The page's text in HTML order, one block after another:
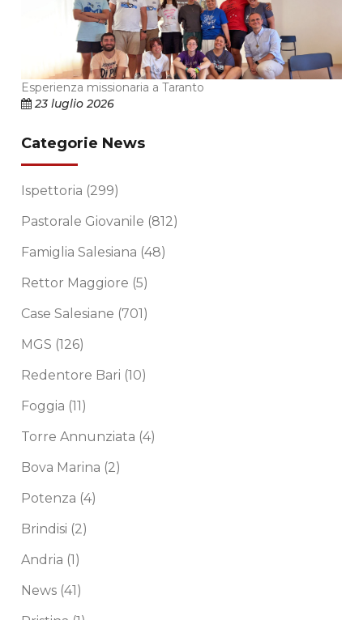
Esperienza missionaria a Taranto
23 luglio 2026
Categorie News
Ispettoria (299)
Pastorale Giovanile (812)
Famiglia Salesiana (48)
Rettor Maggiore (5)
Case Salesiane (701)
MGS (126)
Redentore Bari (10)
Foggia (11)
Torre Annunziata (4)
Bova Marina (2)
Potenza (4)
Brindisi (2)
Andria (1)
News (41)